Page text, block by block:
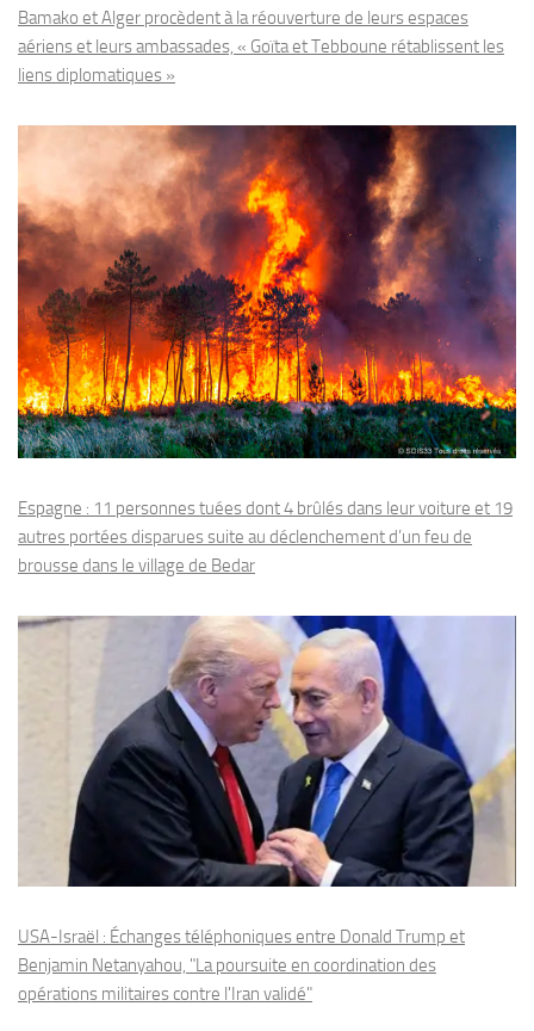
Bamako et Alger procèdent à la réouverture de leurs espaces
aériens et leurs ambassades, « Goïta et Tebboune rétablissent les
liens diplomatiques »
Espagne : 11 personnes tuées dont 4 brûlés dans leur voiture et 19
autres portées disparues suite au déclenchement d’un feu de
brousse dans le village de Bedar
USA-Israël : Échanges téléphoniques entre Donald Trump et
Benjamin Netanyahou, "La poursuite en coordination des
opérations militaires contre l'Iran validé"